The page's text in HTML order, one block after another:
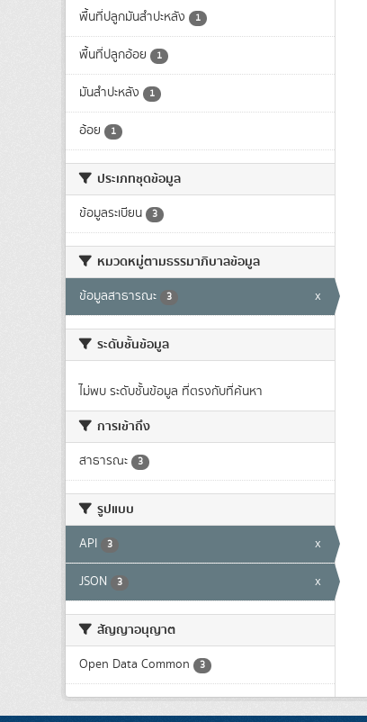
พื้นที่ปลูกมันสำปะหลัง 1
พื้นที่ปลูกอ้อย 1
มันสำปะหลัง 1
อ้อย 1
ประเภทชุดข้อมูล
ข้อมูลระเบียน 3
หมวดหมู่ตามธรรมาภิบาลข้อมูล
ข้อมูลสาธารณะ 3 x
ระดับชั้นข้อมูล
ไม่พบ ระดับชั้นข้อมูล ที่ตรงกับที่ค้นหา
การเข้าถึง
สาธารณะ 3
รูปแบบ
API 3 x
JSON 3 x
สัญญาอนุญาต
Open Data Common 3